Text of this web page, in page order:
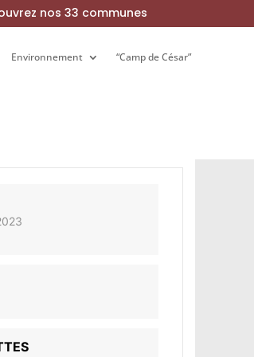
nos 33 communes
Environnement “Camp de César”
Environnement “Camp de César”